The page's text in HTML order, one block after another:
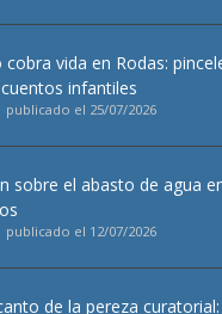
cobra vida en Rodas:
infantiles
publicado el 25/07/2026
sobre el abasto de agua
publicado el 12/07/2026
de la pereza